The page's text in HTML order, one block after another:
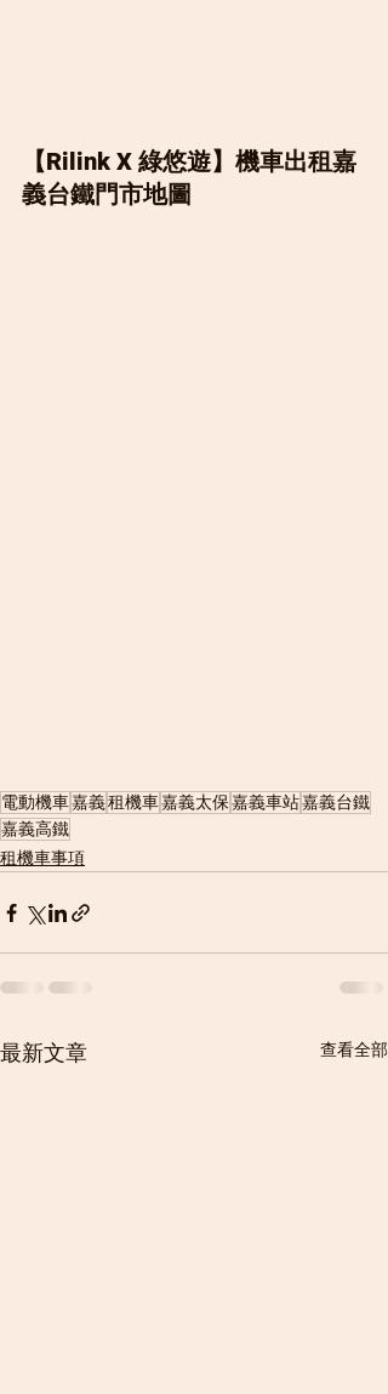
【Rilink X 綠悠遊】機車出租嘉
義台鐵門市地圖
電動機車嘉義租機車嘉義太保嘉義車站嘉義台鐵
嘉義高鐵
租機車事項
最新文章 查看全部